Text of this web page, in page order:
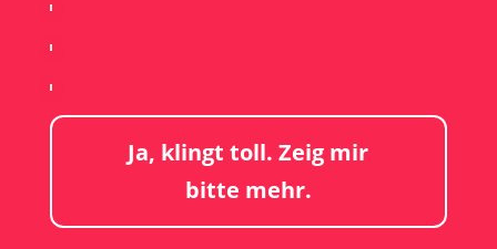
Ja, klingt toll. Zeig mir
bitte mehr.